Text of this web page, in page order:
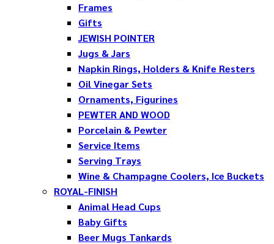
Frames
Gifts
JEWISH POINTER
Jugs & Jars
Napkin Rings, Holders & Knife Resters
Oil Vinegar Sets
Ornaments, Figurines
PEWTER AND WOOD
Porcelain & Pewter
Service Items
Serving Trays
Wine & Champagne Coolers, Ice Buckets
ROYAL-FINISH
Animal Head Cups
Baby Gifts
Beer Mugs Tankards